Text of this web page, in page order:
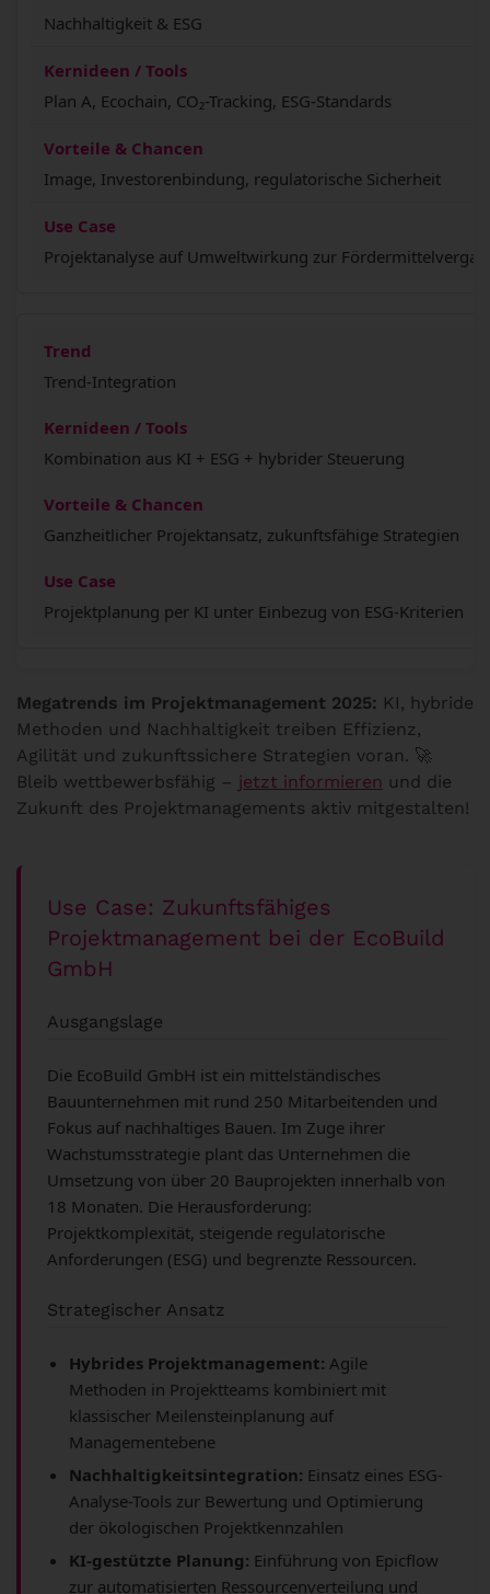
Nachhaltigkeit & ESG
Plan A, Ecochain, CO₂-Tracking, ESG-Standards
Image, Investorenbindung, regulatorische Sicherheit
Projektanalyse auf Umweltwirkung zur
Trend-Integration
Kombination aus KI + ESG + hybrider Steuerung
Ganzheitlicher Projektansatz, zukunftsfähige Strategien
Projektplanung per KI unter Einbezug von ESG-Kriterien
Megatrends im Projektmanagement 2025: KI, hybride
Methoden und Nachhaltigkeit treiben Effizienz,
Agilität und zukunftssichere Strategien voran. 🚀
Bleib wettbewerbsfähig – jetzt informieren und die
Zukunft des Projektmanagements aktiv mitgestalten!
Use Case: Zukunftsfähiges
Projektmanagement bei der EcoBuild
GmbH
Ausgangslage
Die EcoBuild GmbH ist ein mittelständisches
Bauunternehmen mit rund 250 Mitarbeitenden und
Fokus auf nachhaltiges Bauen. Im Zuge ihrer
Wachstumsstrategie plant das Unternehmen die
Umsetzung von über 20 Bauprojekten innerhalb von
18 Monaten. Die Herausforderung:
Projektkomplexität, steigende regulatorische
Anforderungen (ESG) und begrenzte Ressourcen.
Strategischer Ansatz
Hybrides Projektmanagement: Agile
Methoden in Projektteams kombiniert mit
klassischer Meilensteinplanung auf
Managementebene
Nachhaltigkeitsintegration: Einsatz eines ESG-
Analyse-Tools zur Bewertung und Optimierung
der ökologischen Projektkennzahlen
KI-gestützte Planung: Einführung von Epicflow
zur automatisierten Ressourcenverteilung und